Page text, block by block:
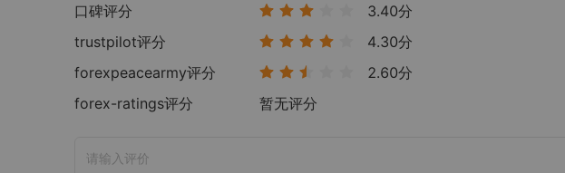
口碑评分 3.40分
trustpilot评分 4.30分
forexpeacearmy评分 2.60分
forex-ratings评分 暂无评分